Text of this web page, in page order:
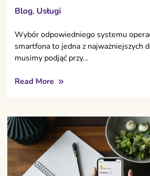
Blog, Usługi
Wybór odpowiedniego systemu
smartfona to jedna z najważniejszych
musimy podjąć przy…
Read More